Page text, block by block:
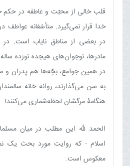
قلب خالی از محبّت و عاطفه در
خدا قرار نمی‌گیرد. متأسّفانه عواطف
در بعضی از مناطق نایاب است.
مادرها، نوجوان‌های هیجده نوزده
در همین جوامع، بچّه‌ها هم پدران و
به سن می‌گذارند، روانه خانه
هنگامۀ مرگشان لحظه‌شماری می‌کنند!
الحمد للّه‌ این مطلب در میان
اسلام - که روایت مورد بحث یک
معکوس است.